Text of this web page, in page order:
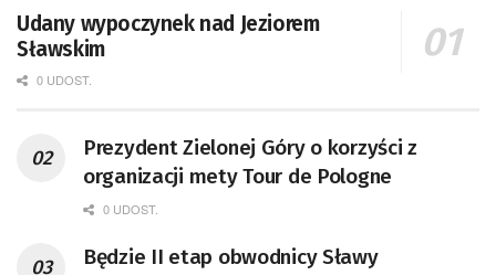
Udany wypoczynek nad Jeziorem
Sławskim
0 UDOST.
Prezydent Zielonej Góry o korzyści z
organizacji mety Tour de Pologne
0 UDOST.
Będzie II etap obwodnicy Sławy